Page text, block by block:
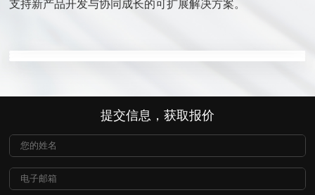
支持新产品开发与协同成长的可扩展解决方案。
提交信息，获取报价